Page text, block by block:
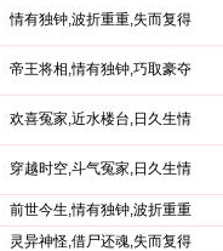
情有独钟,波折重重,失而复得
帝王将相,情有独钟,巧取豪夺
欢喜冤家,近水楼台,日久生情
穿越时空,斗气冤家,日久生情
前世今生,情有独钟,波折重重
灵异神怪,借尸还魂,失而复得